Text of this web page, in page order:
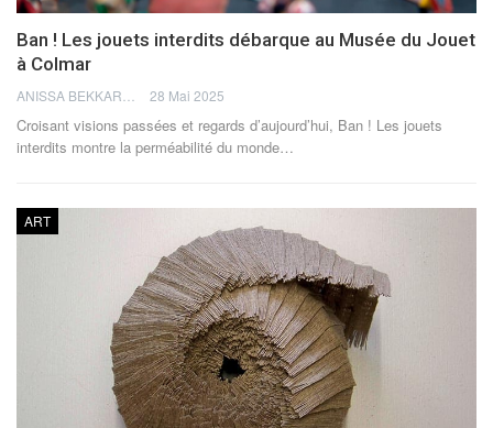
Ban ! Les jouets interdits débarque au Musée du Jouet
à Colmar
ANISSA BEKKAR 28 Mai 2025
Croisant visions passées et regards d’aujourd’hui, Ban ! Les jouets
interdits montre la perméabilité du monde…
ART